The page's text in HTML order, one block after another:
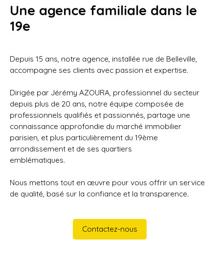
Une agence familiale dans le
19e
Depuis 15 ans, notre agence, installée rue de Belleville,
accompagne ses clients avec passion et expertise.
Dirigée par Jérémy AZOURA, professionnel du secteur
depuis plus de 20 ans, notre équipe composée de
professionnels qualifiés et passionnés, partage une
connaissance approfondie du marché immobilier
parisien, et plus particulièrement du 19ème
arrondissement et de ses quartiers
emblématiques.
Nous mettons tout en œuvre pour vous offrir un service
de qualité, basé sur la confiance et la transparence.
Contactez-nous